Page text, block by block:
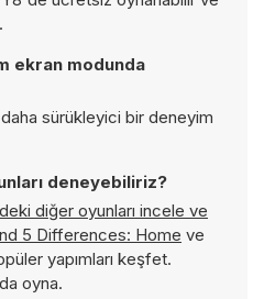
ekran modunda
sürükleyici bir deneyim
deneyebiliriz?
diğer oyunları incele ve
5 Differences: Home ve
yapımları keşfet.
oyna.